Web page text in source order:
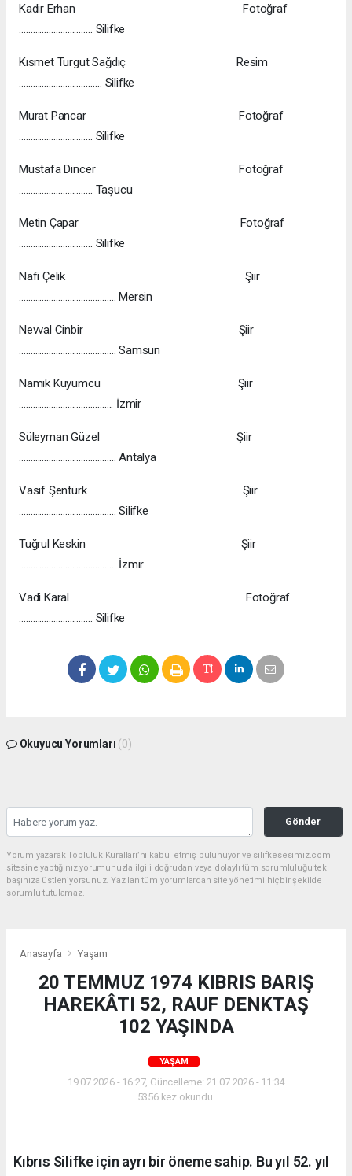
Kadir Erhan Fotoğraf
………………………….. Silifke
Kısmet Turgut Sağdıç Resim
……………………………… Silifke
Murat Pancar Fotoğraf
………………………….. Silifke
Mustafa Dincer Fotoğraf
………………………….. Taşucu
Metin Çapar Fotoğraf
………………………….. Silifke
Nafi Çelik Şiir
…………………………………… Mersin
Nevval Cinbir Şiir
…………………………………… Samsun
Namık Kuyumcu Şiir
………………………………….. İzmir
Süleyman Güzel Şiir
…………………………………… Antalya
Vasıf Şentürk Şiir
…………………………………… Silifke
Tuğrul Keskin Şiir
…………………………………… İzmir
Vadi Karal Fotoğraf
………………………….. Silifke
Okuyucu Yorumları (0)
Gönder
Yorum yazarak Topluluk Kuralları’nı kabul etmiş bulunuyor ve silifkesesimiz.com
sitesine yaptığınız yorumunuzla ilgili doğrudan veya dolaylı tüm sorumluluğu tek
başınıza üstleniyorsunuz. Yazılan tüm yorumlardan site yönetimi hiçbir şekilde
sorumlu tutulamaz.
Anasayfa Yaşam
20 TEMMUZ 1974 KIBRIS BARIŞ
HAREKÂTI 52, RAUF DENKTAŞ
102 YAŞINDA
YAŞAM
19.07.2026 - 16:27, Güncelleme: 21.07.2026 - 11:34
5356 kez okundu.
Kıbrıs Silifke için ayrı bir öneme sahip. Bu yıl 52. yıl